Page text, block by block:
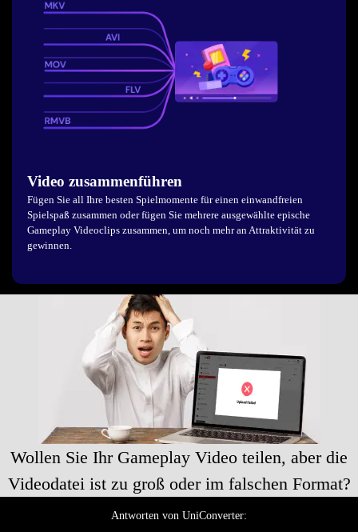
Video zusammenführen
Fügen Sie all Ihre besten Spielmomente für einen einwandfreien
Spielspaß zusammen oder fügen Sie mehrere ausgewählte epische
Gameplay Videoclips zusammen, um noch mehr an Attraktivität zu
gewinnen.
Wollen Sie Ihr Gameplay Video teilen, aber die
Videodatei ist zu groß oder im falschen Format?
Antworten von UniConverter: